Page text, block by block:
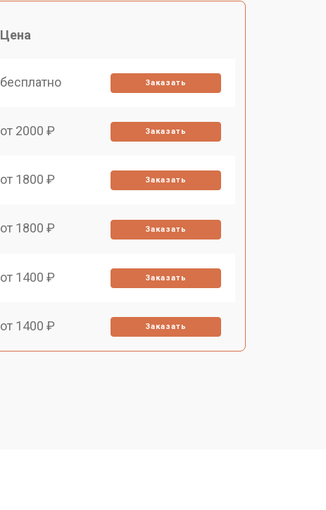
Цена
бесплатно Заказать
от 2000 ₽ Заказать
от 1800 ₽ Заказать
от 1800 ₽ Заказать
от 1400 ₽ Заказать
от 1400 ₽ Заказать